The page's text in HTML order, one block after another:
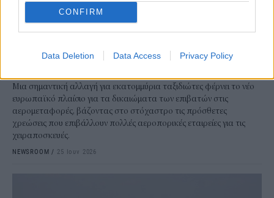
CONFIRM
Data Deletion Data Access Privacy Policy
ΤΟΥΡΙΣΜΟΣ
Φρένο στις χρεώσεις για χειραποσκευές -Τι
Μια σημαντική αλλαγή για εκατομμύρια ταξιδιώτες φέρνει το νέο
ευρωπαϊκό πλαίσιο για τα δικαιώματα των επιβατών στις
αερομεταφορές, βάζοντας στο στόχαστρο τις πρόσθετες
χρεώσεις που επιβάλλουν πολλές αεροπορικές εταιρείες για τις
χειραποσκευές.
NEWSROOM / 25 Ιουν 2026